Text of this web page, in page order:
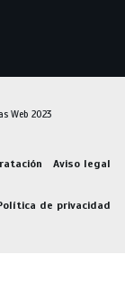
Web 2023
Aviso legal
de privacidad